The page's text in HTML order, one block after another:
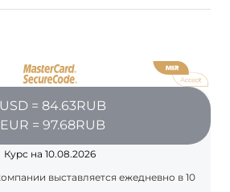
= 84.63RUB
= 97.68RUB
Курс на 10.08.2026
выставляется ежедневно в 10